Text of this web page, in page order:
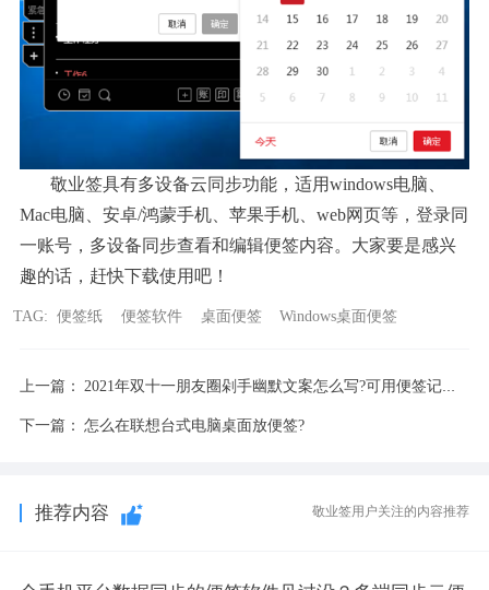
敬业签具有多设备云同步功能，适用windows电脑、
Mac电脑、安卓/鸿蒙手机、苹果手机、web网页等，登录同
一账号，多设备同步查看和编辑便签内容。大家要是感兴
趣的话，赶快下载使用吧！
TAG: 便签纸 便签软件 桌面便签 Windows桌面便签
上一篇： 2021年双十一朋友圈剁手幽默文案怎么写?可用便签记录有趣句子
下一篇： 怎么在联想台式电脑桌面放便签?
推荐内容 敬业签用户关注的内容推荐